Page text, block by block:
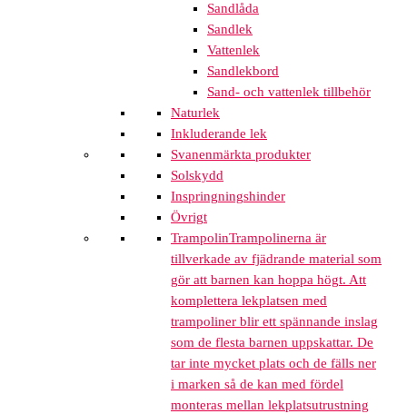
Sandlåda
Sandlek
Vattenlek
Sandlekbord
Sand- och vattenlek tillbehör
Naturlek
Inkluderande lek
Svanenmärkta produkter
Solskydd
Inspringningshinder
Övrigt
TrampolinTrampolinerna är
tillverkade av fjädrande material som
gör att barnen kan hoppa högt. Att
komplettera lekplatsen med
trampoliner blir ett spännande inslag
som de flesta barnen uppskattar. De
tar inte mycket plats och de fälls ner
i marken så de kan med fördel
monteras mellan lekplatsutrustning